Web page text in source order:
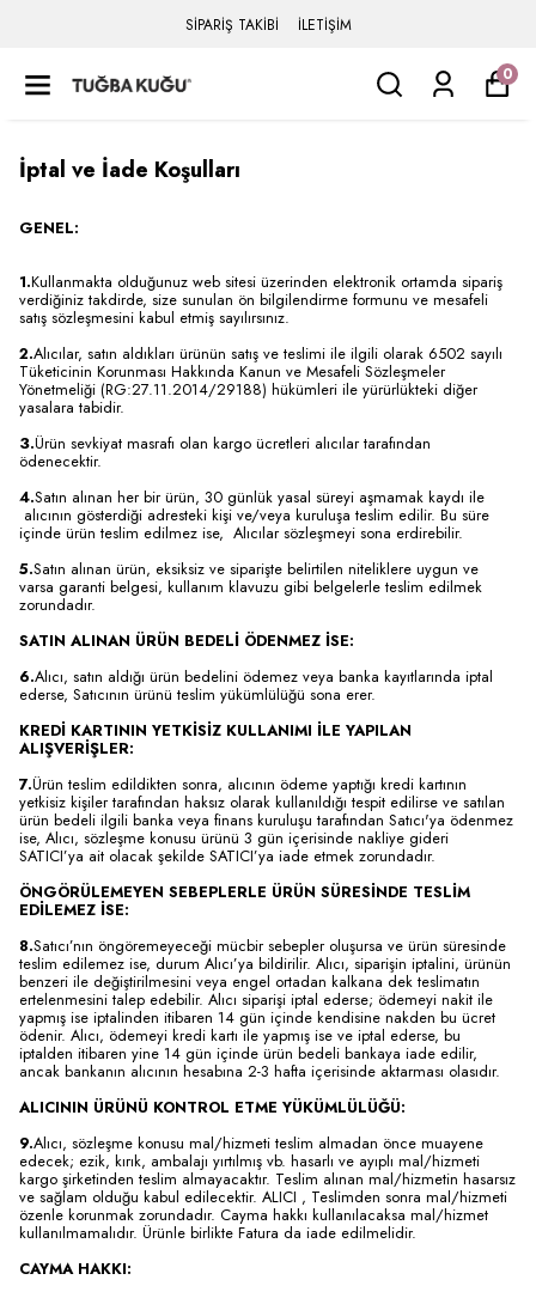
SİPARİŞ TAKİBİ İLETİŞİM
0
İptal ve İade Koşulları
GENEL:
1.Kullanmakta olduğunuz web sitesi üzerinden elektronik ortamda sipariş
verdiğiniz takdirde, size sunulan ön bilgilendirme formunu ve mesafeli
satış sözleşmesini kabul etmiş sayılırsınız.
2.Alıcılar, satın aldıkları ürünün satış ve teslimi ile ilgili olarak 6502 sayılı
Tüketicinin Korunması Hakkında Kanun ve Mesafeli Sözleşmeler
Yönetmeliği (RG:27.11.2014/29188) hükümleri ile yürürlükteki diğer
yasalara tabidir.
3.Ürün sevkiyat masrafı olan kargo ücretleri alıcılar tarafından
ödenecektir.
4.Satın alınan her bir ürün, 30 günlük yasal süreyi aşmamak kaydı ile
alıcının gösterdiği adresteki kişi ve/veya kuruluşa teslim edilir. Bu süre
içinde ürün teslim edilmez ise, Alıcılar sözleşmeyi sona erdirebilir.
5.Satın alınan ürün, eksiksiz ve siparişte belirtilen niteliklere uygun ve
varsa garanti belgesi, kullanım klavuzu gibi belgelerle teslim edilmek
zorundadır.
SATIN ALINAN ÜRÜN BEDELİ ÖDENMEZ İSE:
6.Alıcı, satın aldığı ürün bedelini ödemez veya banka kayıtlarında iptal
ederse, Satıcının ürünü teslim yükümlülüğü sona erer.
KREDİ KARTININ YETKİSİZ KULLANIMI İLE YAPILAN
ALIŞVERİŞLER:
7.Ürün teslim edildikten sonra, alıcının ödeme yaptığı kredi kartının
yetkisiz kişiler tarafından haksız olarak kullanıldığı tespit edilirse ve satılan
ürün bedeli ilgili banka veya finans kuruluşu tarafından Satıcı'ya ödenmez
ise, Alıcı, sözleşme konusu ürünü 3 gün içerisinde nakliye gideri
SATICI’ya ait olacak şekilde SATICI’ya iade etmek zorundadır.
ÖNGÖRÜLEMEYEN SEBEPLERLE ÜRÜN SÜRESİNDE TESLİM
EDİLEMEZ İSE:
8.Satıcı’nın öngöremeyeceği mücbir sebepler oluşursa ve ürün süresinde
teslim edilemez ise, durum Alıcı’ya bildirilir. Alıcı, siparişin iptalini, ürünün
benzeri ile değiştirilmesini veya engel ortadan kalkana dek teslimatın
ertelenmesini talep edebilir. Alıcı siparişi iptal ederse; ödemeyi nakit ile
yapmış ise iptalinden itibaren 14 gün içinde kendisine nakden bu ücret
ödenir. Alıcı, ödemeyi kredi kartı ile yapmış ise ve iptal ederse, bu
iptalden itibaren yine 14 gün içinde ürün bedeli bankaya iade edilir,
ancak bankanın alıcının hesabına 2-3 hafta içerisinde aktarması olasıdır.
ALICININ ÜRÜNÜ KONTROL ETME YÜKÜMLÜLÜĞÜ:
9.Alıcı, sözleşme konusu mal/hizmeti teslim almadan önce muayene
edecek; ezik, kırık, ambalajı yırtılmış vb. hasarlı ve ayıplı mal/hizmeti
kargo şirketinden teslim almayacaktır. Teslim alınan mal/hizmetin hasarsız
ve sağlam olduğu kabul edilecektir. ALICI , Teslimden sonra mal/hizmeti
özenle korunmak zorundadır. Cayma hakkı kullanılacaksa mal/hizmet
kullanılmamalıdır. Ürünle birlikte Fatura da iade edilmelidir.
CAYMA HAKKI: